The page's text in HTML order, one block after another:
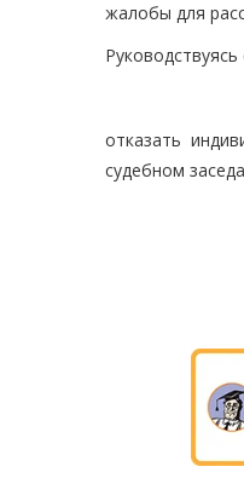
жалобы для
отказать
судебном